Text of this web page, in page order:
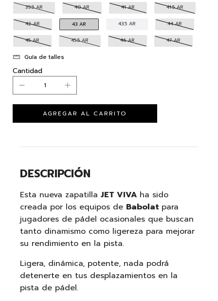
39.5 AR 40 AR 41 AR 41.5 AR
42 AR 43 AR 43.5 AR 44 AR
45 AR 45.5 AR 46 AR 47 AR
Guía de talles
Cantidad
DESCRIPCIÓN
Esta nueva zapatillaJET VIVA ha sido
creada por los equipos de Babolat para
jugadores de pádel ocasionales que buscan
tanto dinamismo como ligereza para mejorar
su rendimiento en la pista.
Ligera, dinámica, potente, nada podrá
detenerte en tus desplazamientos en la
pista de pádel.